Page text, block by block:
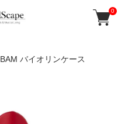
0
BAM バイオリンケース